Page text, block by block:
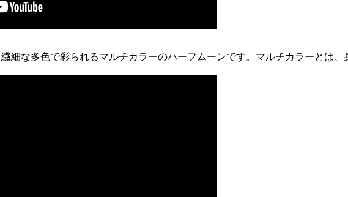
細な多色で彩られるマルチカラーのハーフムーンです。マルチカラーとは、